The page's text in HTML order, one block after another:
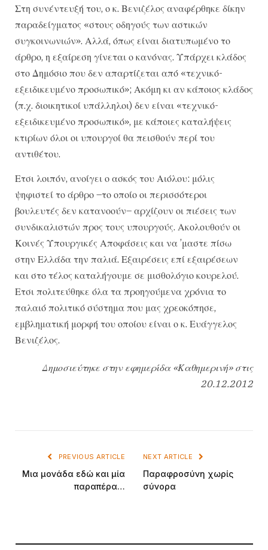
Στη συνέντευξή του, ο κ. Βενιζέλος αναφέρθηκε δίκην
παραδείγματος «στους οδηγούς των αστικών
συγκοινωνιών». Αλλά, όπως είναι διατυπωμένο το
άρθρο, η εξαίρεση γίνεται ο κανόνας. Υπάρχει κλάδος
στο Δημόσιο που δεν απαρτίζεται από «τεχνικό-
εξειδικευμένο προσωπικό»; Ακόμη κι αν κάποιος κλάδος
(π.χ. διοικητικοί υπάλληλοι) δεν είναι «τεχνικό-
εξειδικευμένο προσωπικό», με κάποιες καταλήψεις
κτιρίων όλοι οι υπουργοί θα πεισθούν περί του
αντιθέτου.
Ετσι λοιπόν, ανοίγει ο ασκός του Αιόλου: μόλις
ψηφιστεί το άρθρο –το οποίο οι περισσότεροι
βουλευτές δεν κατανοούν– αρχίζουν οι πιέσεις των
συνδικαλιστών προς τους υπουργούς. Ακολουθούν οι
Κοινές Υπουργικές Αποφάσεις και να ’μαστε πίσω
στην Ελλάδα την παλιά. Εξαιρέσεις επί εξαιρέσεων
και στο τέλος καταλήγουμε σε μισθολόγιο κουρελού.
Ετσι πολιτεύθηκε όλα τα προηγούμενα χρόνια το
παλαιό πολιτικό σύστημα που μας χρεοκόπησε,
εμβληματική μορφή του οποίου είναι ο κ. Ευάγγελος
Βενιζέλος.
Δημοσιεύτηκε στην εφημερίδα «Καθημερινή» στις
20.12.2012
PREVIOUS ARTICLE
Μια μονάδα εδώ και μία
παραπέρα…
NEXT ARTICLE
Παραφροσύνη χωρίς
σύνορα